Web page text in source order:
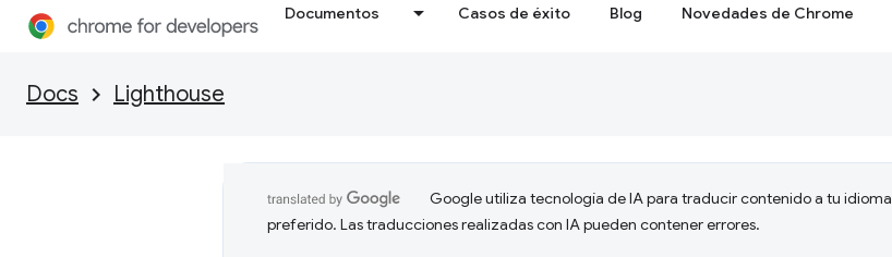
Documentos Casos de éxito Blog Novedades de Chrome
Docs Lighthouse
Google utiliza tecnología de IA para traducir contenido a tu idioma
preferido. Las traducciones realizadas con IA pueden contener errores.